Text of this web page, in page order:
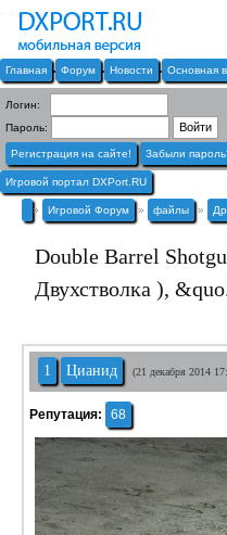
Главная Форум Новости Основная
Логин:
Пароль:
Регистрация на сайте! Забыли
Игровой портал DXPort.RU
» Игровой Форум » файлы »
Double Barrel
Двухстволка ),
1 Цианид (21 декабря 2014
Репутация: 68